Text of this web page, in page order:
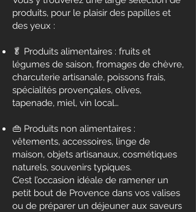
produits, pour le plaisir des papilles et
des yeux :
🥬 Produits alimentaires : fruits et
légumes de saison, fromages de chèvre,
charcuterie artisanale, poissons frais,
spécialités provençales, olives,
tapenade, miel, vin local…
👜 Produits non alimentaires :
vêtements, accessoires, linge de
maison, objets artisanaux, cosmétiques
naturels, souvenirs typiques.
C’est l’occasion idéale de ramener un
petit bout de Provence dans vos valises
ou de préparer un déjeuner aux saveurs